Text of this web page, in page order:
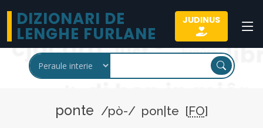
DIZIONARI DE
LENGHE FURLANE
JUDINUS
ponte /pò-/ pon|te [FO]